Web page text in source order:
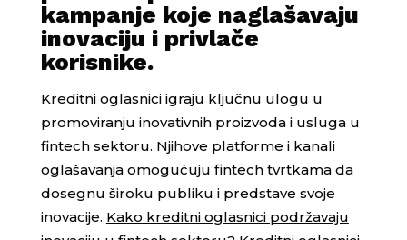
kampanje koje naglašavaju
inovaciju i privlače
korisnike.
Kreditni oglasnici igraju ključnu ulogu u
promoviranju inovativnih proizvoda i usluga u
fintech sektoru. Njihove platforme i kanali
oglašavanja omogućuju fintech tvrtkama da
dosegnu široku publiku i predstave svoje
inovacije. Kako kreditni oglasnici podržavaju